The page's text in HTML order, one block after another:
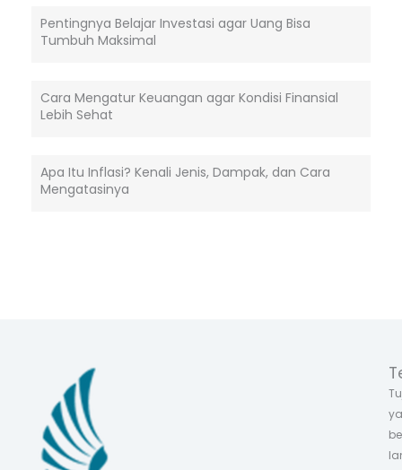
Pentingnya Belajar Investasi agar Uang Bisa
Tumbuh Maksimal
Cara Mengatur Keuangan agar Kondisi Finansial
Lebih Sehat
Apa Itu Inflasi? Kenali Jenis, Dampak, dan Cara
Mengatasinya